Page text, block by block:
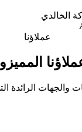
الخالدي
عملاؤنا
والجهات الرائدة